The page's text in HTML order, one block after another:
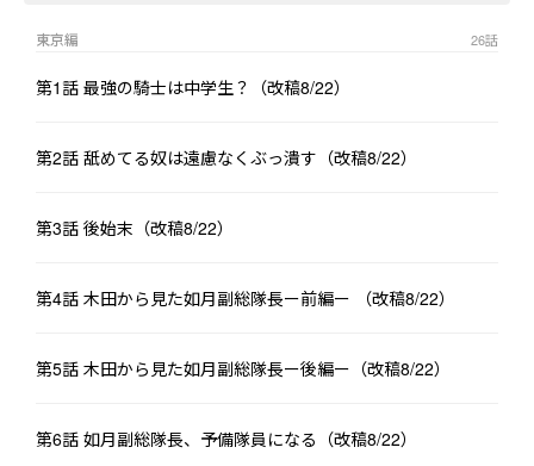
東京編 26話
第1話 最強の騎士は中学生？（改稿8/22）
第2話 舐めてる奴は遠慮なくぶっ潰す（改稿8/22）
第3話 後始末（改稿8/22）
第4話 木田から見た如月副総隊長ー前編ー （改稿8/22）
第5話 木田から見た如月副総隊長ー後編ー（改稿8/22）
第6話 如月副総隊長、予備隊員になる（改稿8/22）